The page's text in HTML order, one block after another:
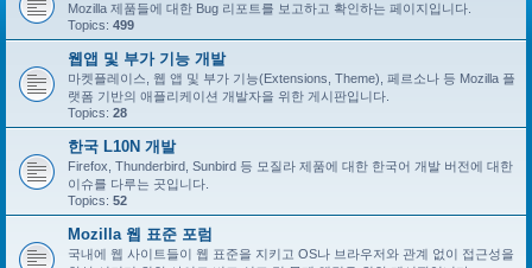
Mozilla 제품들에 대한 Bug 리포트를 보고하고 확인하는 페이지입니다.
Topics: 499
웹앱 및 부가 기능 개발
마켓플레이스, 웹 앱 및 부가 기능(Extensions, Theme), 페르소나 등 Mozilla 플
랫폼 기반의 애플리케이션 개발자을 위한 게시판입니다.
Topics: 28
한국 L10N 개발
Firefox, Thunderbird, Sunbird 등 모질라 제품에 대한 한국어 개발 버전에 대한
이슈를 다루는 곳입니다.
Topics: 52
Mozilla 웹 표준 포럼
국내에 웹 사이트들이 웹 표준을 지키고 OS나 브라우저와 관계 없이 접근성을